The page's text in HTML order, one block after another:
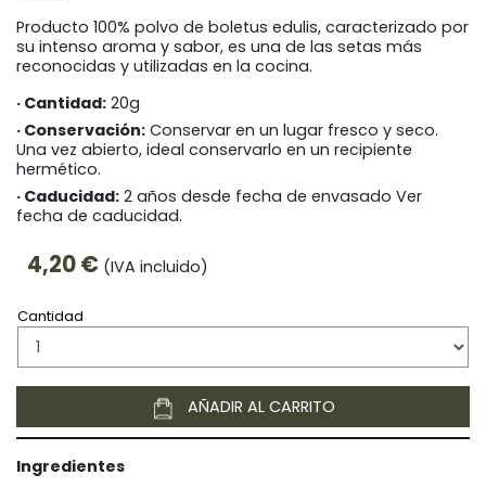
Producto 100% polvo de boletus edulis, caracterizado por
su intenso aroma y sabor, es una de las setas más
reconocidas y utilizadas en la cocina.
Cantidad: 20g
Conservación: Conservar en un lugar fresco y seco.
Una vez abierto, ideal conservarlo en un recipiente
hermético.
Caducidad: 2 años desde fecha de envasado Ver
fecha de caducidad.
4,20 € (IVA incluido)
Cantidad
AÑADIR AL CARRITO
Ingredientes